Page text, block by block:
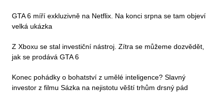
GTA 6 míří exkluzivně na Netflix. Na konci srpna se tam objeví
velká ukázka
Z Xboxu se stal investiční nástroj. Zítra se můžeme dozvědět,
jak se prodává GTA 6
Konec pohádky o bohatství z umělé inteligence? Slavný
investor z filmu Sázka na nejistotu věští trhům drsný pád